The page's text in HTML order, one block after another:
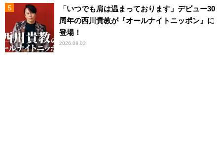
「いつでも肩は温まっております」デビュー30
周年の西川貴教が『オールナイトニッポン』に
登場！
2026.08.03